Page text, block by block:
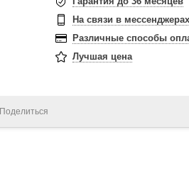
На связи в
Различные способы
Лучшая цена
Поделиться